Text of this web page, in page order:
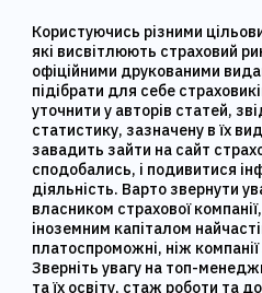
Користуючись різними
які висвітлюють страховий
офіційними друкованими
підібрати для себе
уточнити у авторів статей,
статистику, зазначену в їх
завадить зайти на сайт
сподобались, і подивитися
діяльність. Варто звернути
власником страхової
іноземним капіталом
платоспроможні, ніж
Зверніть увагу на топ-
та їх освіту, стаж роботи та